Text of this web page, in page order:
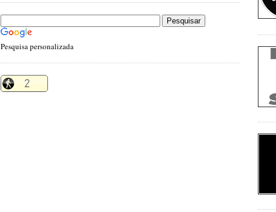
Pesquisa personalizada